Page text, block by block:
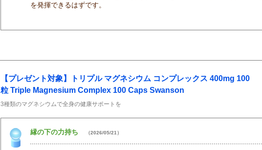
を発揮できるはずです。
【プレゼント対象】トリプル マグネシウム コンプレックス 400mg 100
粒 Triple Magnesium Complex 100 Caps Swanson
3種類のマグネシウムで全身の健康サポートを
縁の下の力持ち （2026/05/21）